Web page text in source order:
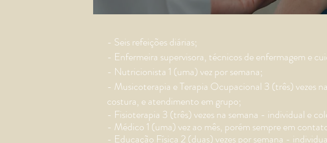
- Seis refeições diárias;
- Enfermeira supervisora, técnicos de enfermagem e
- Nutricionista 1 (uma) vez por semana;
- Musicoterapia e Terapia Ocupacional 3 (três) vezes
costura, e atendimento em grupo;
- Fisioterapia 3 (três) vezes na semana - individual e
- Médico 1 (uma) vez ao mês, porém sempre em
- Educação Física 2 (duas) vezes por semana -